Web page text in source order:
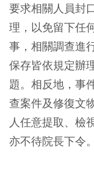
要求相關人員封
理，以免留下任
事，相關調查進
保存皆依規定辦
題。相反地，事
查案件及修復文
人任意提取、檢
亦不待院長下令。